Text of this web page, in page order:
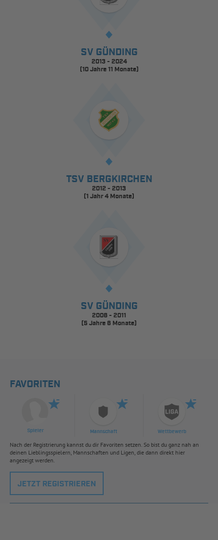
SV GÜNDING
2013 - 2024
(10 Jahre 11 Monate)
TSV BERGKIRCHEN
2012 - 2013
(1 Jahr 4 Monate)
SV GÜNDING
2006 - 2011
(5 Jahre 6 Monate)
FAVORITEN
Spieler Mannschaft Wettbewerb
Nach der Registrierung kannst du dir Favoriten setzen. So bist du ganz nah an
deinen Lieblingsspielern, Mannschaften und Ligen, die dann direkt hier
angezeigt werden.
JETZT REGISTRIEREN